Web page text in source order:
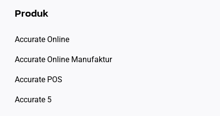
Produk
Accurate Online
Accurate Online Manufaktur
Accurate POS
Accurate 5